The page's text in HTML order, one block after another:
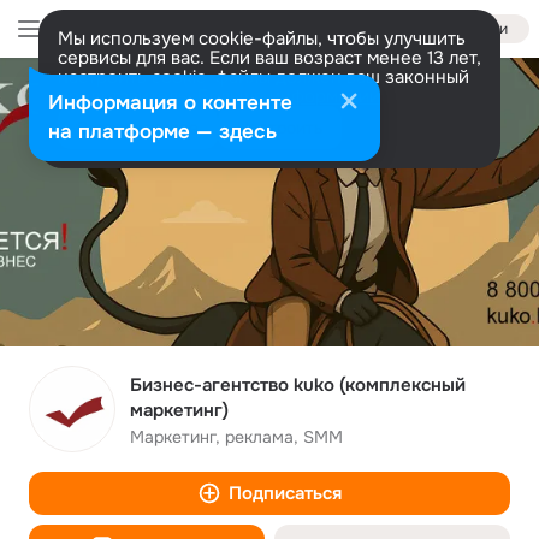
Войти
Мы используем cookie-файлы, чтобы улучшить
сервисы для вас. Если ваш возраст менее 13 лет,
настроить cookie-файлы должен ваш законный
представитель. Больше информации
Разрешить все Настроить
Бизнес-агентство kuko (комплексный
маркетинг)
Маркетинг, реклама, SMM
Подписаться
Информация о контенте
на платформе — здесь